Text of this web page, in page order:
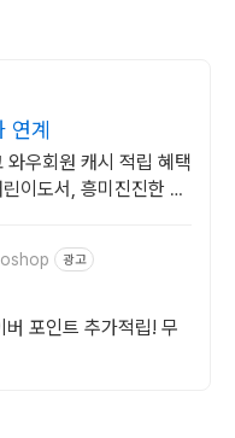
연계
우회원 캐시 적립 혜택
이도서, 흥미진진한 내
광고
포인트 추가적립! 무